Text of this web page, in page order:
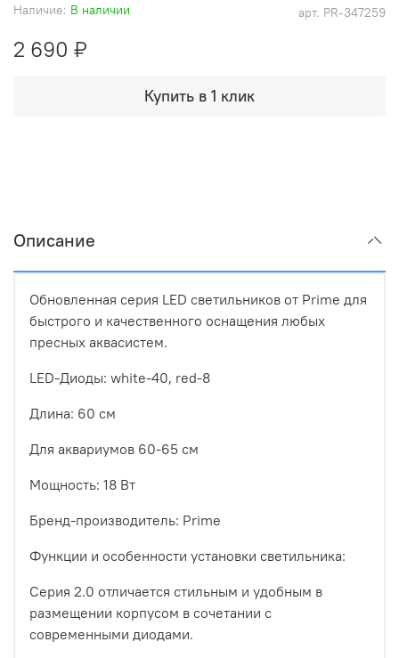
арт. PR-347259
Наличие: В наличии
2 690 ₽
Купить в 1 клик
Описание
Обновленная серия LED светильников от Prime для
быстрого и качественного оснащения любых
пресных аквасистем.
LED-Диоды: white-40, red-8
Длина: 60 см
Для аквариумов 60-65 см
Мощность: 18 Вт
Бренд-производитель: Prime
Функции и особенности установки светильника:
Серия 2.0 отличается стильным и удобным в
размещении корпусом в сочетании с
современными диодами.